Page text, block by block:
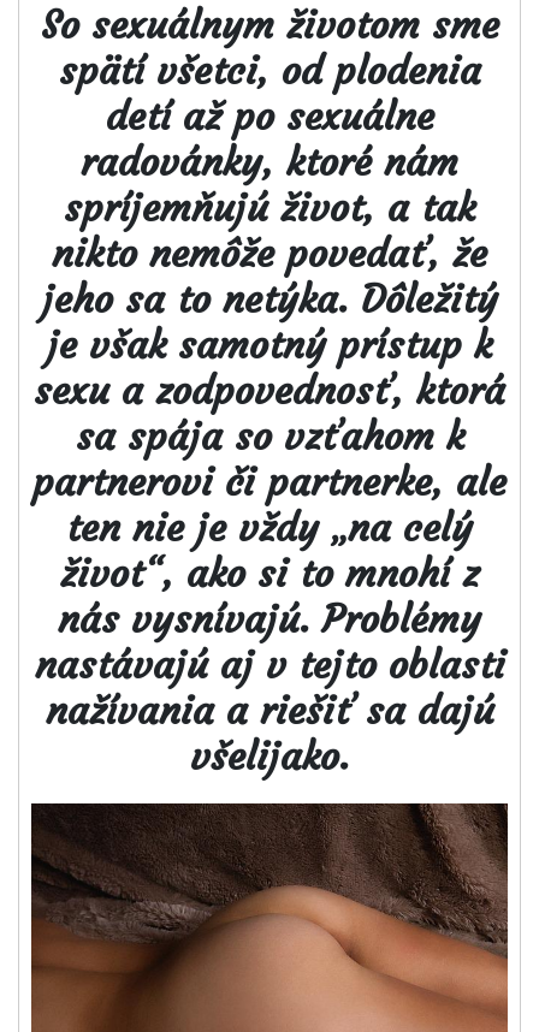
So sexuálnym životom sme
spätí všetci, od plodenia
detí až po sexuálne
radovánky, ktoré nám
spríjemňujú život, a tak
nikto nemôže povedať, že
jeho sa to netýka. Dôležitý
je však samotný prístup k
sexu a zodpovednosť, ktorá
sa spája so vzťahom k
partnerovi či partnerke, ale
ten nie je vždy „na celý
život“, ako si to mnohí z
nás vysnívajú. Problémy
nastávajú aj v tejto oblasti
nažívania a riešiť sa dajú
všelijako.